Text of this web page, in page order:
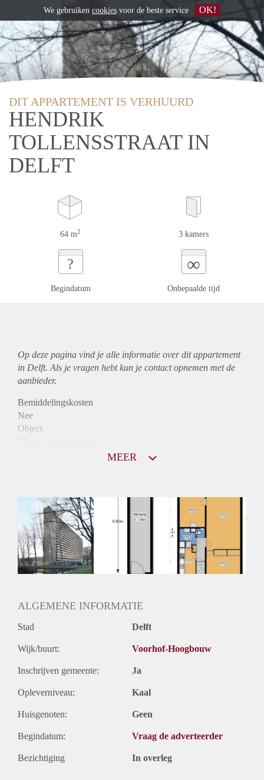
DIT APPARTEMENT IS VERHUURD
HENDRIK
TOLLENSSTRAAT IN
DELFT
64 m2 3 kamers
?
Begindatum
∞
Onbepaalde tijd
Op deze pagina vind je alle informatie over ditappartement
in Delft. Als je vragen hebt kun je contact opnemen met de
aanbieder.
Bemiddelingskosten
Nee
Object
Huurtoeslag
Niet mogelijk
Inkomen eis
3,0 X Maandhuur Bruto
Huurtermijn
Onbepaalde termijn
MEER
ALGEMENE INFORMATIE
Stad Delft
Wijk/buurt: Voorhof-Hoogbouw
Inschrijven gemeente: Ja
Opleverniveau: Kaal
Huisgenoten: Geen
Begindatum: Vraag de adverteerder
Bezichtiging In overleg
We gebruiken cookies voor de beste service OK!